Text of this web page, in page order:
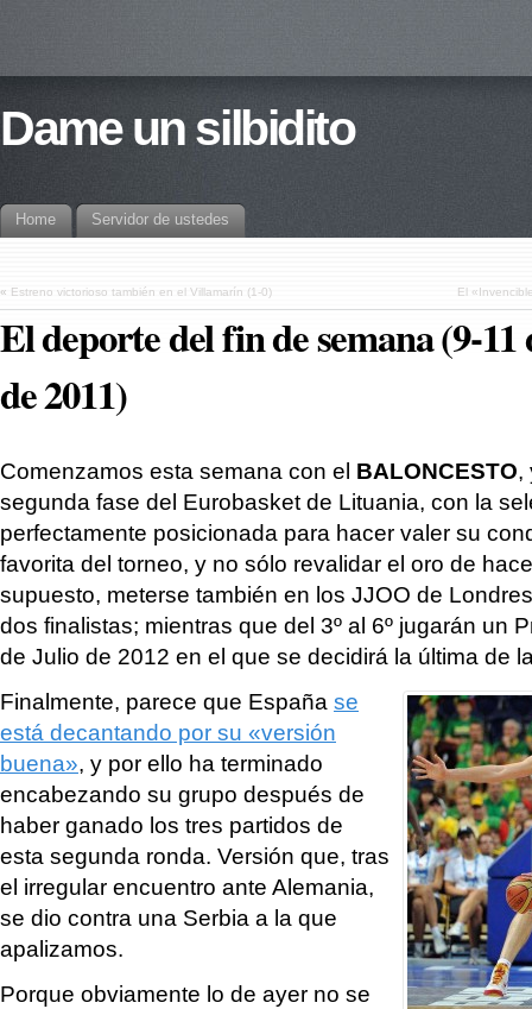
Dame un silbidito
Home Servidor de ustedes
« Estreno victorioso también en el Villamarín (1-0) El
El deporte del fin de semana (9-
de 2011)
Comenzamos esta semana con el BALONCESTO,
segunda fase del Eurobasket de Lituania, con la
perfectamente posicionada para hacer valer su
favorita del torneo, y no sólo revalidar el oro de
supuesto, meterse también en los JJOO de
dos finalistas; mientras que del 3º al 6º jugarán un
de Julio de 2012 en el que se decidirá la última de
Finalmente, parece que España se
está decantando por su «versión
buena», y por ello ha terminado
encabezando su grupo después de
haber ganado los tres partidos de
esta segunda ronda. Versión que, tras
el irregular encuentro ante Alemania,
se dio contra una Serbia a la que
apalizamos.
Porque obviamente lo de ayer no se